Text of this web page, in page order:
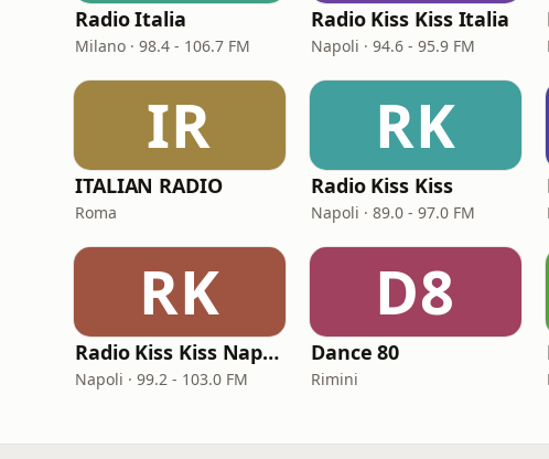
Radio Italia
Milano · 98.4 - 106.7 FM
Radio Kiss Kiss Italia
Napoli · 94.6 - 95.9 FM
IR
ITALIAN RADIO
Roma
RK
Radio Kiss Kiss
Napoli · 89.0 - 97.0 FM
RK
Radio Kiss Kiss Napoli
Napoli · 99.2 - 103.0 FM
D8
Dance 80
Rimini